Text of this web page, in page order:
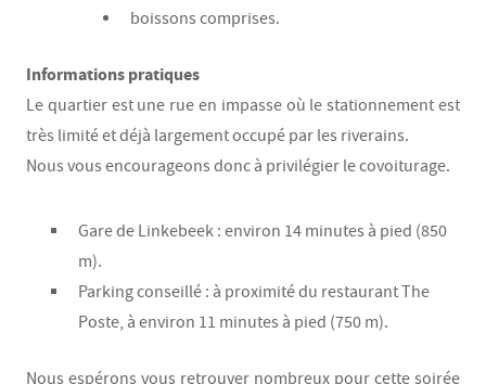
boissons comprises.
Informations pratiques
Le quartier est une rue en impasse où le stationnement est
très limité et déjà largement occupé par les riverains.
Nous vous encourageons donc à privilégier le covoiturage.
Gare de Linkebeek : environ 14 minutes à pied (850
m).
Parking conseillé : à proximité du restaurant The
Poste, à environ 11 minutes à pied (750 m).
Nous espérons vous retrouver nombreux pour cette soirée